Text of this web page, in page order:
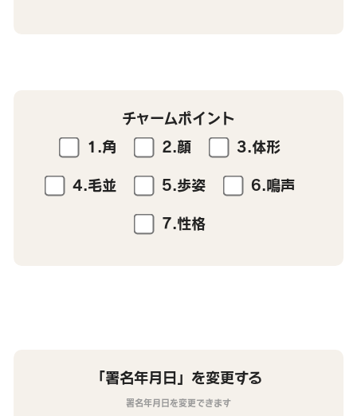
チャームポイント
1.角
2.顔 3.体形
4.毛並 5.歩姿 6.鳴声
7.性格
「署名年月日」を変更する
署名年月日を変更できます